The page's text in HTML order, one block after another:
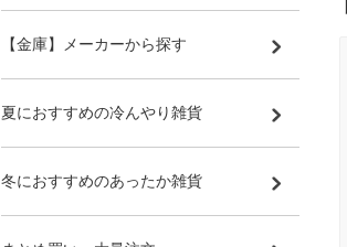
【金庫】メーカーから探す
夏におすすめの冷んやり雑貨
冬におすすめのあったか雑貨